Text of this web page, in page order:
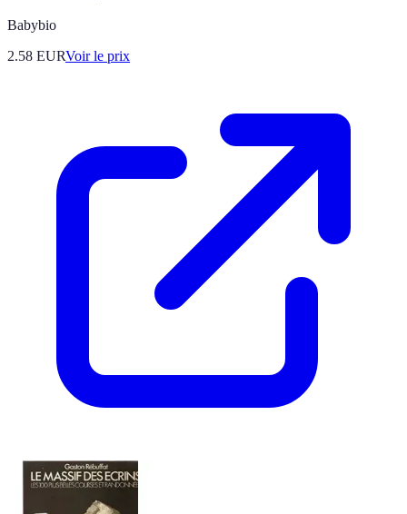
Babybio
2.58 EURVoir le prix